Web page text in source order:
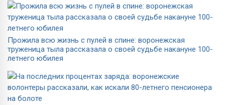
Прожила всю жизнь с пулей в спине: воронежская
труженица тыла рассказала о своей судьбе накануне 100-
летнего юбилея